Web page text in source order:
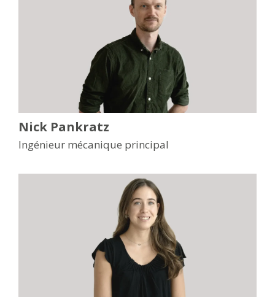
Nick Pankratz
Ingénieur mécanique principal